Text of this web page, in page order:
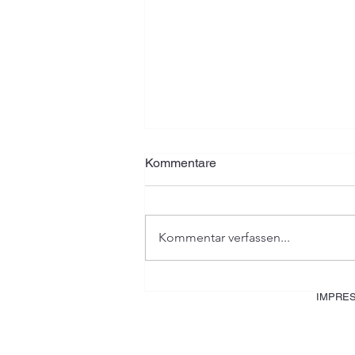
Kommentare
Kommentar verfassen...